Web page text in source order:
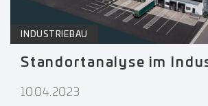
INDUSTRIEBAU
Standortanalyse im
10.04.2023